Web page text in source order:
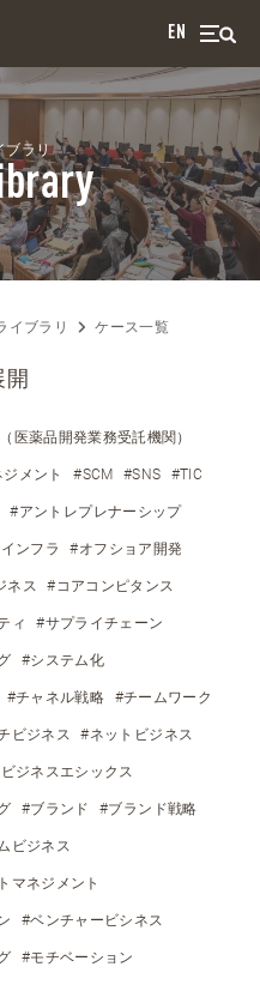
EN
ブラリ
イブラリ ケース一覧
開
医薬品開発業務受託機関）
メント #SCM #SNS #TIC
#アントレプレナーシップ
ンフラ #オフショア開発
ネス #コアコンピタンス
ィ #サプライチェーン
#システム化
#チャネル戦略 #チームワーク
ビジネス #ネットビジネス
ジネスエシックス
#ブランド #ブランド戦略
ビジネス
マネジメント
#ベンチャービシネス
#モチベーション